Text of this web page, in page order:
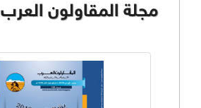
مجلة المقاولون العرب